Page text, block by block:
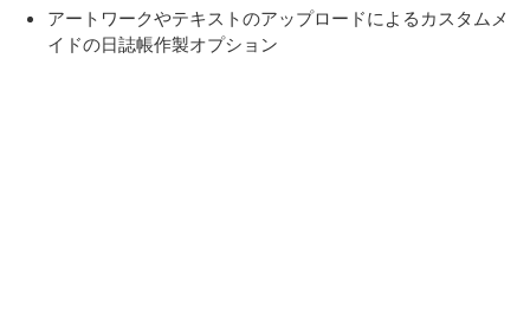
アートワークやテキストのアップロードによるカスタムメ
イドの日誌帳作製オプション